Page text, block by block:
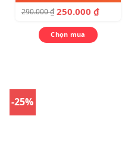
290.000₫ 250.000 ₫
Chọn mua
-25%